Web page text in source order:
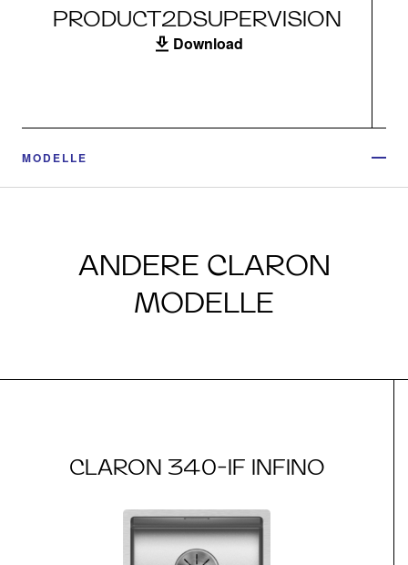
PRODUCT2DSUPERVISION
Download
MODELLE
ANDERE CLARON
MODELLE
CLARON 340-IF INFINO